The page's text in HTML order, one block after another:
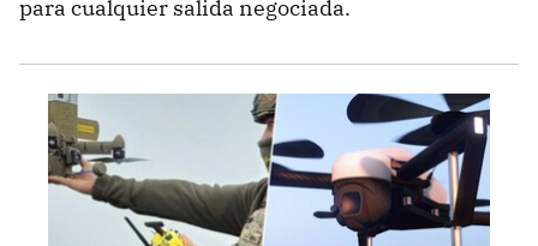
para cualquier salida negociada.